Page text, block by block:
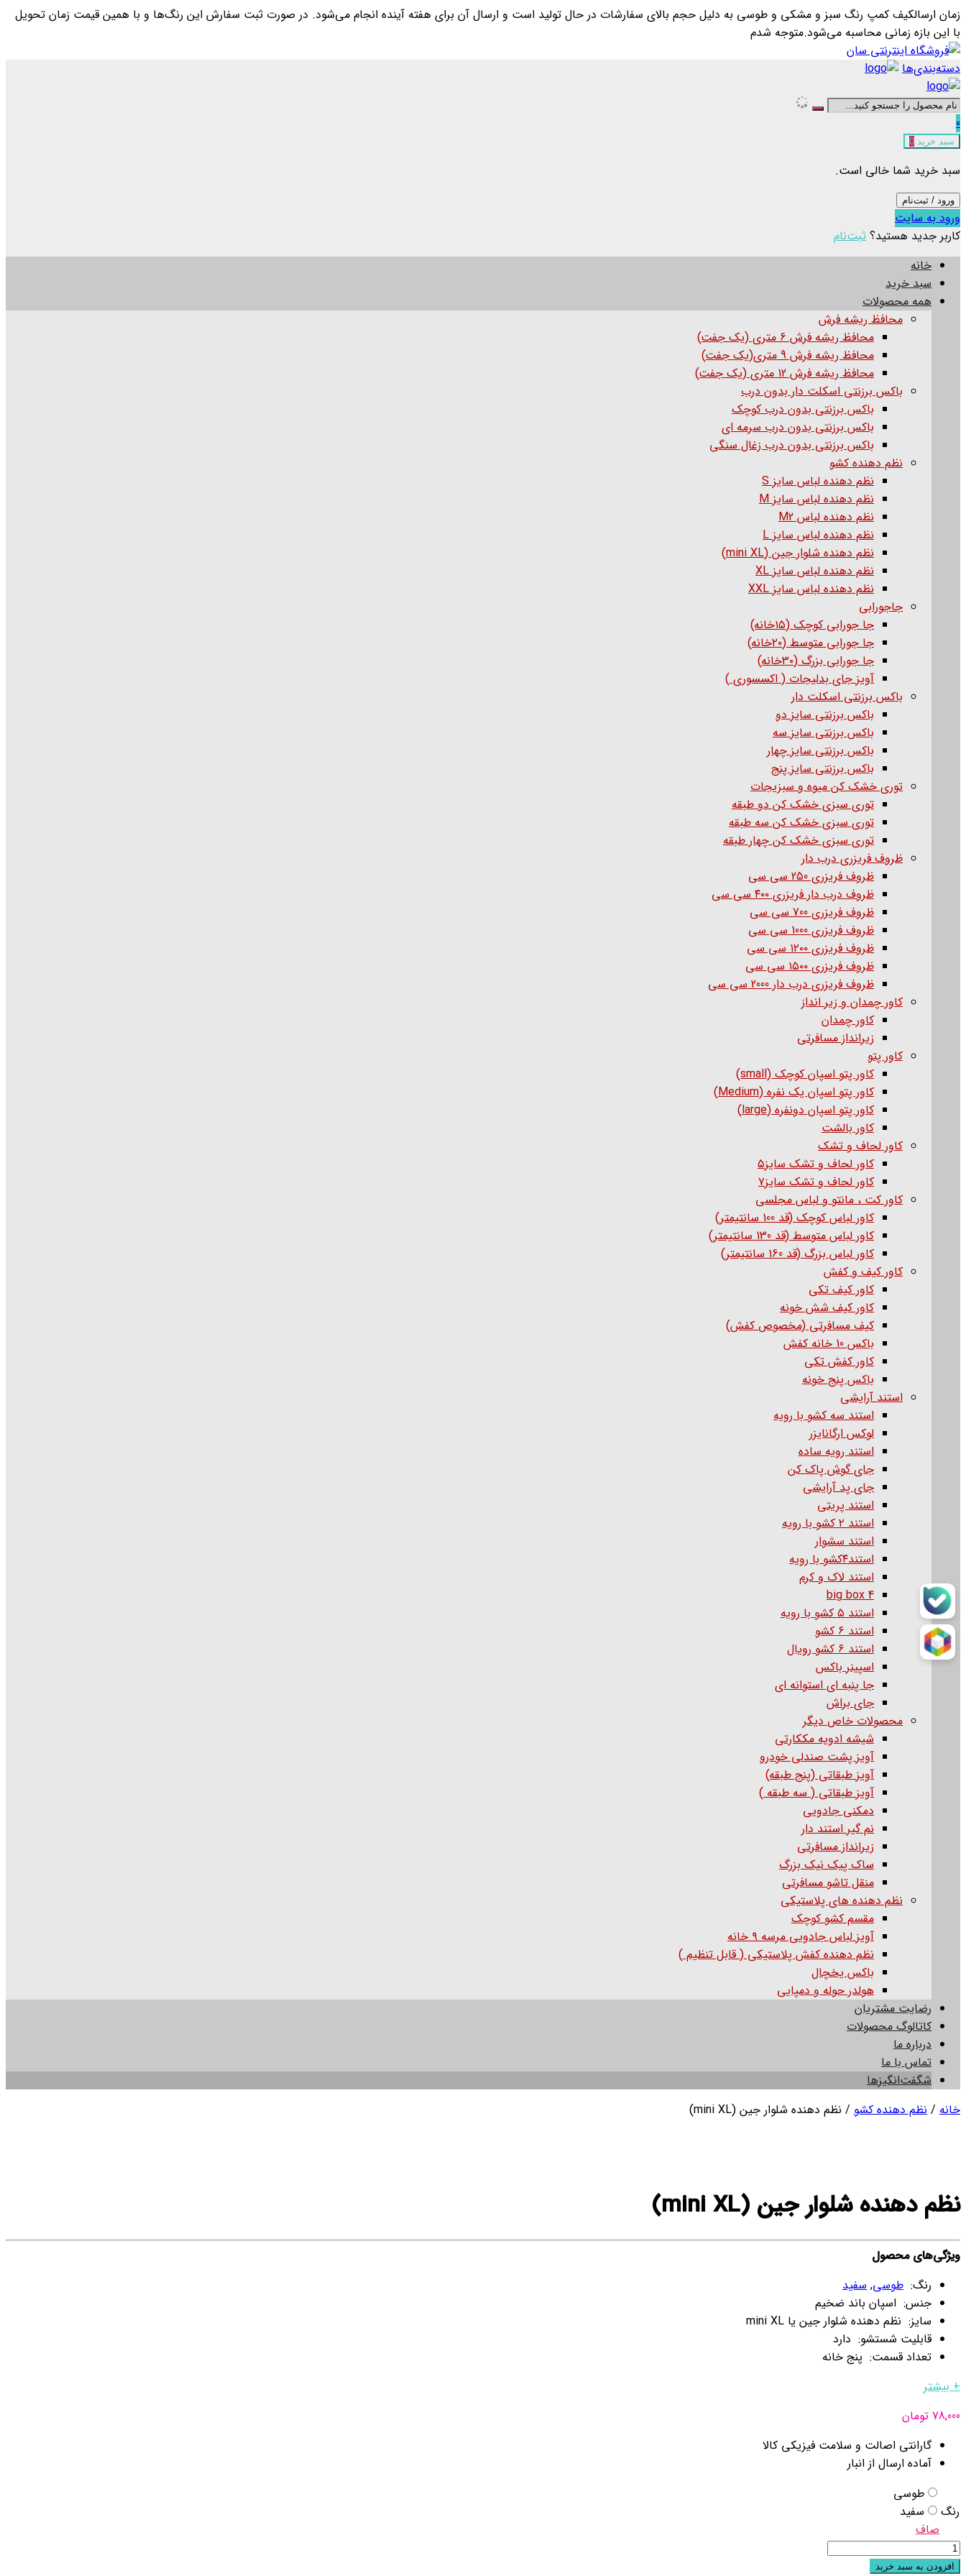
زمان ارسالکیف کمپ رنگ سبز و مشکی و طوسی به دلیل حجم بالای سفارشات در حال تولید است و ارسال آن برای هفته آینده انجام می‌شود. در صورت ثبت سفارش این رنگ‌ها و با همین قیمت زمان تحویل
با این بازه زمانی محاسبه می‌شود.متوجه شدم
دسته‌بندی‌ها
0
سبد خرید 0
سبد خرید شما خالی است.
ورود / ثبت‌نام
ورود به سایت
کاربر جدید هستید؟ ثبت‌نام
خانه
سبد خرید
همه محصولات
محافظ ریشه فرش
محافظ ریشه فرش 6 متری (یک جفت)
محافظ ریشه فرش 9 متری(یک جفت)
محافظ ریشه فرش 12 متری (یک جفت)
باکس برزنتی اسکلت دار بدون درب
باکس برزنتی بدون درب کوچک
باکس برزنتی بدون درب سرمه ای
باکس برزنتی بدون درب زغال سنگی
نظم دهنده کشو
نظم دهنده لباس سایز S
نظم دهنده لباس سایز M
نظم دهنده لباس M2
نظم دهنده لباس سایز L
نظم دهنده شلوار جین (mini XL)
نظم دهنده لباس سایز XL
نظم دهنده لباس سایز XXL
جاجورابی
جا جورابی کوچک (۱۵خانه)
جا جورابی متوسط (۲۰خانه)
جا جورابی بزرگ (۳۰خانه)
آویز جای بدلیجات ( اکسسوری )
باکس برزنتی اسکلت دار
باکس برزنتی سایز دو
باکس برزنتی سایز سه
باکس برزنتی سایز چهار
باکس برزنتی سایز پنج
توری خشک کن میوه و سبزیجات
توری سبزی خشک کن دو طبقه
توری سبزی خشک کن سه طبقه
توری سبزی خشک کن چهار طبقه
ظروف فریزری درب دار
ظروف فریزری 250 سی سی
ظروف درب دار فریزری ۴۰۰ سی سی
ظروف فریزری 700 سی سی
ظروف فریزری 1000 سی سی
ظروف فریزری ۱۲۰۰ سی سی
ظروف فریزری ۱۵۰۰ سی سی
ظروف فریزری درب دار 2000 سی سی
کاور چمدان و زیر انداز
کاور چمدان
زیرانداز مسافرتی
کاور پتو
کاور پتو اسپان کوچک (small)
کاور پتو اسپان یک نفره (Medium)
کاور پتو اسپان دونفره (large)
کاور بالشت
کاور لحاف و تشک
کاور لحاف و تشک سایز۵
کاور لحاف و تشک سایز۷
کاور کت ، مانتو و لباس مجلسی
کاور لباس کوچک (قد 100 سانتیمتر)
کاور لباس متوسط (قد 130 سانتیمتر)
کاور لباس بزرگ (قد 160 سانتیمتر)
کاور کیف و کفش
کاور کیف تکی
کاور کیف شش خونه
کیف مسافرتی (مخصوص کفش)
باکس 10 خانه کفش
کاور کفش تکی
باکس پنج خونه
استند آرایشی
استند سه کشو با رویه
لوکس ارگانایزر
استند رویه ساده
جای گوش پاک کن
جای پد آرایشی
استند پریتی
استند ۲ کشو با رویه
استند سشوار
استند۴کشو با رویه
استند لاک و کرم
big box 4
استند ۵ کشو با رویه
استند ۶ کشو
استند ۶ کشو رویال
اسپینر باکس
جا پنبه ای استوانه ای
جای براش
محصولات خاص دیگر
شیشه ادویه مککارتی
آویز پشت صندلی خودرو
آویز طبقاتی (پنج طبقه)
آویز طبقاتی ( سه طبقه )
دمکنی جادویی
نم گیر استند دار
زیرانداز مسافرتی
ساک پیک نیک بزرگ
منقل تاشو مسافرتی
نظم دهنده های پلاستیکی
مقسم کشو کوچک
آویز لباس جادویی مرسه ۹ خانه
نظم دهنده کفش پلاستیکی ( قابل تنظیم )
باکس یخچال
هولدر حوله و دمپایی
رضایت مشتریان
کاتالوگ محصولات
درباره ما
تماس با ما
شگفت‌انگیزها
خانه / نظم دهنده کشو / نظم دهنده شلوار جین (mini XL)
نظم دهنده شلوار جین (mini XL)
ویژگی‌های محصول
رنگ: طوسی, سفید
جنس: اسپان باند ضخیم
سایز: نظم دهنده شلوار جین یا mini XL
قابلیت شستشو: دارد
تعداد قسمت: پنج خانه
+ بیشتر
78,000 تومان
گارانتی اصالت و سلامت فیزیکی کالا
آماده ارسال از انبار
رنگ
طوسی
سفید
صاف
نظم
دهنده
افزودن به سبد خرید